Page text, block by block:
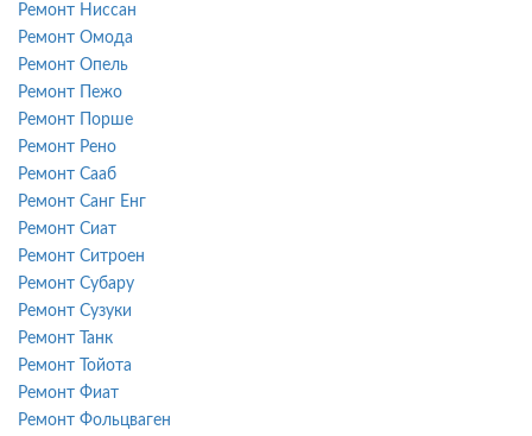
Ремонт Ниссан
Ремонт Омода
Ремонт Опель
Ремонт Пежо
Ремонт Порше
Ремонт Рено
Ремонт Сааб
Ремонт Санг Енг
Ремонт Сиат
Ремонт Ситроен
Ремонт Субару
Ремонт Сузуки
Ремонт Танк
Ремонт Тойота
Ремонт Фиат
Ремонт Фольцваген